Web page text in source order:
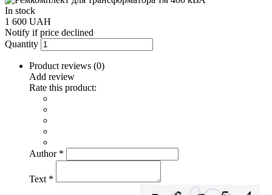
In stock
1 600 UAH
Notify if price declined
Quantity
Product reviews (0)
Add review
Rate this product:
Author *
Text *